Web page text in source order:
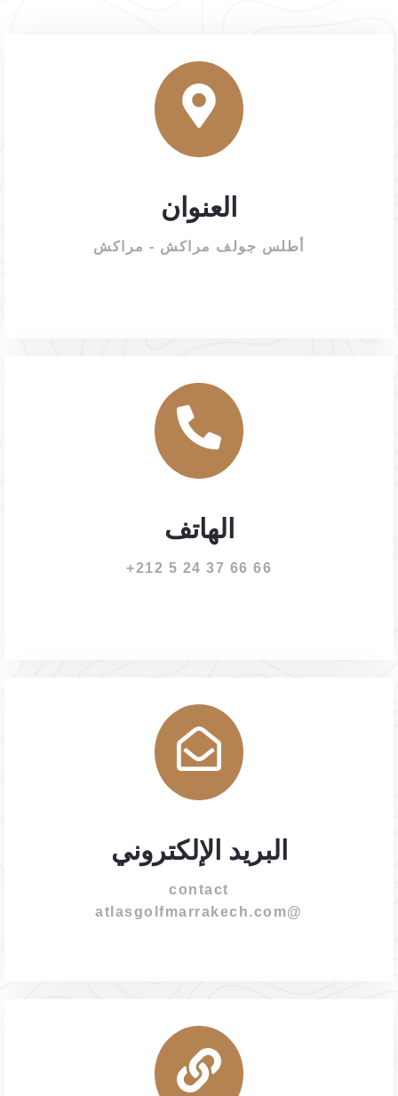
العنوان
أطلس جولف مراكش - مراكش
الهاتف
66 66 37 24 5 212+
البريد الإلكتروني
contact
@atlasgolfmarrakech.com